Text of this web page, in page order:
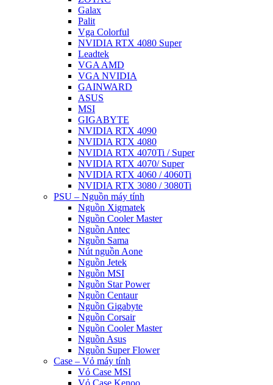
Galax
Palit
Vga Colorful
NVIDIA RTX 4080 Super
Leadtek
VGA AMD
VGA NVIDIA
GAINWARD
ASUS
MSI
GIGABYTE
NVIDIA RTX 4090
NVIDIA RTX 4080
NVIDIA RTX 4070Ti / Super
NVIDIA RTX 4070/ Super
NVIDIA RTX 4060 / 4060Ti
NVIDIA RTX 3080 / 3080Ti
PSU – Nguồn máy tính
Nguồn Xigmatek
Nguồn Cooler Master
Nguồn Antec
Nguồn Sama
Nút nguồn Aone
Nguồn Jetek
Nguồn MSI
Nguồn Star Power
Nguồn Centaur
Nguồn Gigabyte
Nguồn Corsair
Nguồn Cooler Master
Nguồn Asus
Nguồn Super Flower
Case – Vỏ máy tính
Vỏ Case MSI
Vỏ Case Kenoo